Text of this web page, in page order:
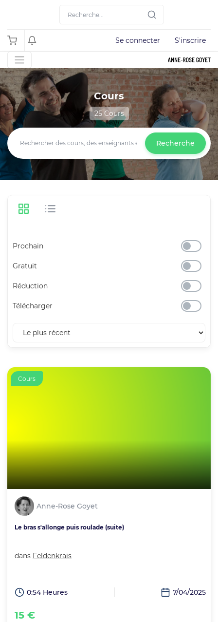
Se connecter S'inscrire
Cours
25 Cours
Recherche
Prochain
Gratuit
Réduction
Télécharger
Cours
Anne-Rose Goyet
Le bras s'allonge puis roulade (suite)
dans Feldenkrais
0:54 Heures 7/04/2025
15 €